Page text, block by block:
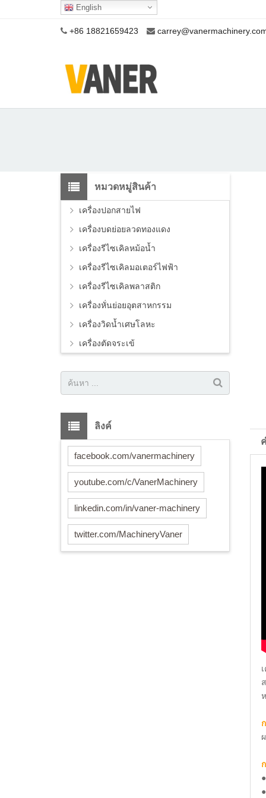
English
+86 18821659423
หมวดหมู่สินค้า
เครื่องปอกสายไฟ
เครื่องบดย่อยลวดทองแดง
เครื่องรีไซเคิลหม้อน้ำ
เครื่องรีไซเคิลมอเตอร์ไฟฟ้า
เครื่องรีไซเคิลพลาสติก
เครื่องหั่นย่อยอุตสาหกรรม
เครื่องวิดน้ำเศษโลหะ
เครื่องตัดจระเข้
ลิงค์
facebook.com/vanermachinery
youtube.com/c/VanerMachinery
linkedin.com/in/vaner-machinery
twitter.com/MachineryVaner